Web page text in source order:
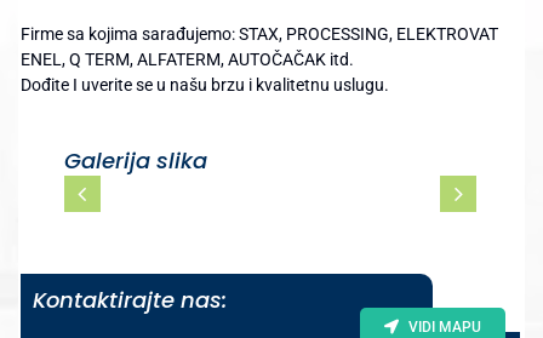
Firme sa kojima sarađujemo: STAX, PROCESSING, ELEKTROVAT
ENEL, Q TERM, ALFATERM, AUTOČAČAK itd.
Dođite I uverite se u našu brzu i kvalitetnu uslugu.
Galerija slika
Kontaktirajte nas:
VIDI MAPU